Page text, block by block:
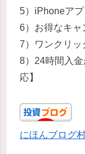
5）iPhoneア
6）お得なキャ
7）ワンクリッ
8）24時間入
応】
にほんブログ